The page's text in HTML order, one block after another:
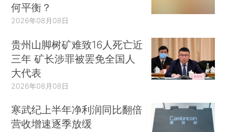
何平衡？
2026年08月08日
贵州山脚树矿难致16人死亡近
三年 矿长涉罪被罢免全国人
大代表
2026年08月08日
寒武纪上半年净利润同比翻倍
营收增速逐季放缓